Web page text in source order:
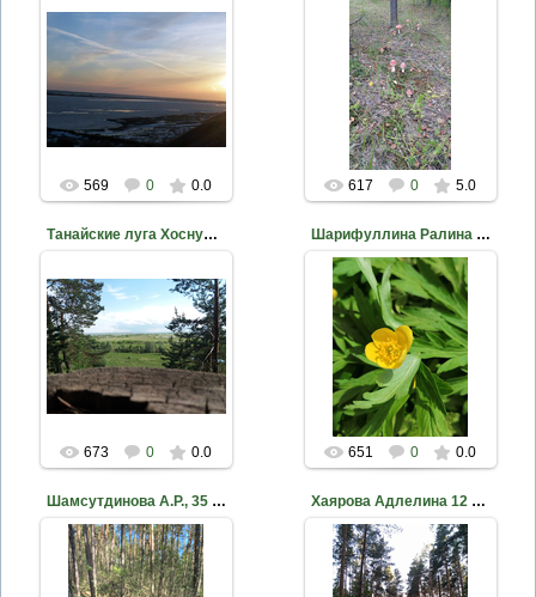
2020-10-18
nkama
569 0 0.0
2020-10-18
nkama
617 0 5.0
Танайские луга Хоснуллина Гульназ Фаридовна, МБУ ДО ДЭБЦ,...
2020-10-18
nkama
673 0 0.0
Шарифуллина Ралина 10 лет МБУ ДО ДЭБЦ ЕМР РТ Ветреница
2020-10-18
nkama
651 0 0.0
Шамсутдинова А.Р., 35 лет Сон-трава МБУ ДО ДЭБЦ ЕМР РТ Хаярова Адлелина 12 лет Малый бор МБУ ДО ДЭБЦ ЕМР РТ